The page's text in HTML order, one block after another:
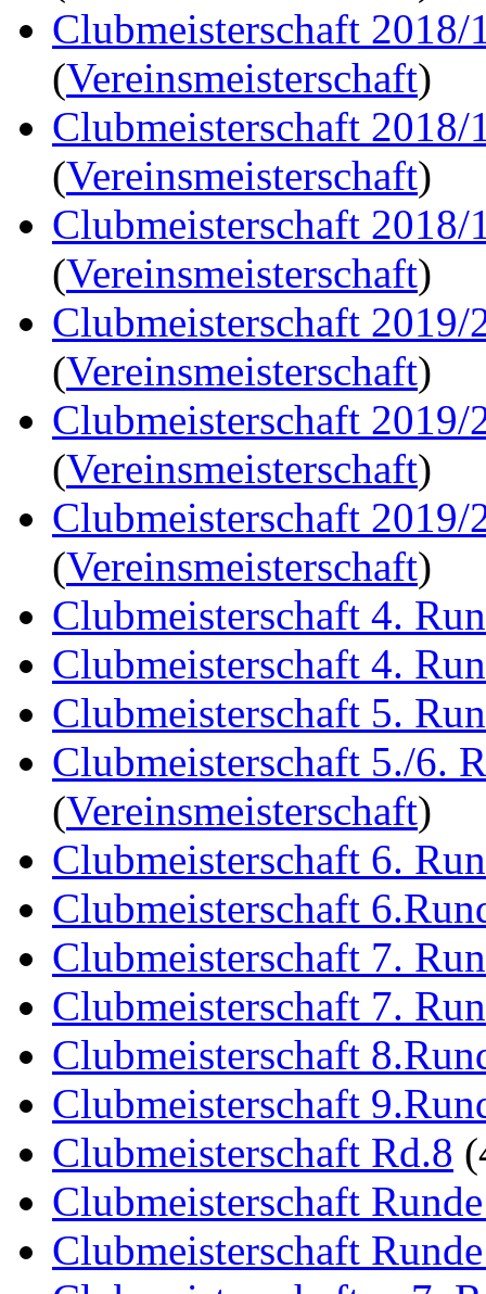
Clubmeisterschaft 2018/
(Vereinsmeisterschaft)
Clubmeisterschaft 2018/
(Vereinsmeisterschaft)
Clubmeisterschaft 2018/
(Vereinsmeisterschaft)
Clubmeisterschaft 2019/
(Vereinsmeisterschaft)
Clubmeisterschaft 2019/
(Vereinsmeisterschaft)
Clubmeisterschaft 2019/
(Vereinsmeisterschaft)
Clubmeisterschaft 4.
Clubmeisterschaft 4.
Clubmeisterschaft 5.
Clubmeisterschaft 5./6.
(Vereinsmeisterschaft)
Clubmeisterschaft 6.
Clubmeisterschaft
Clubmeisterschaft 7.
Clubmeisterschaft 7.
Clubmeisterschaft
Clubmeisterschaft
Clubmeisterschaft Rd.8
Clubmeisterschaft
Clubmeisterschaft